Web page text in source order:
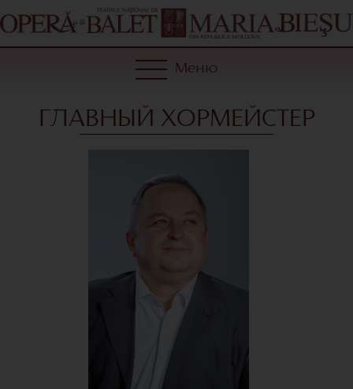
Меню
ГЛАВНЫЙ ХОРМЕЙСТЕР